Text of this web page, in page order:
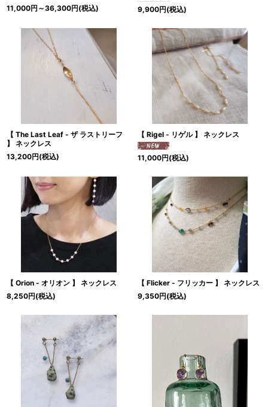
11,000円 ～36,300円(税込) 9,900円(税込)
【 The Last Leaf - ザ ラストリーフ
】 ネックレス
13,200円(税込)
【 Rigel - リゲル 】 ネックレス
11,000円(税込)
【 Orion - オリオン 】 ネックレス
8,250円(税込)
【 Flicker - フリッカー 】 ネックレス
9,350円(税込)